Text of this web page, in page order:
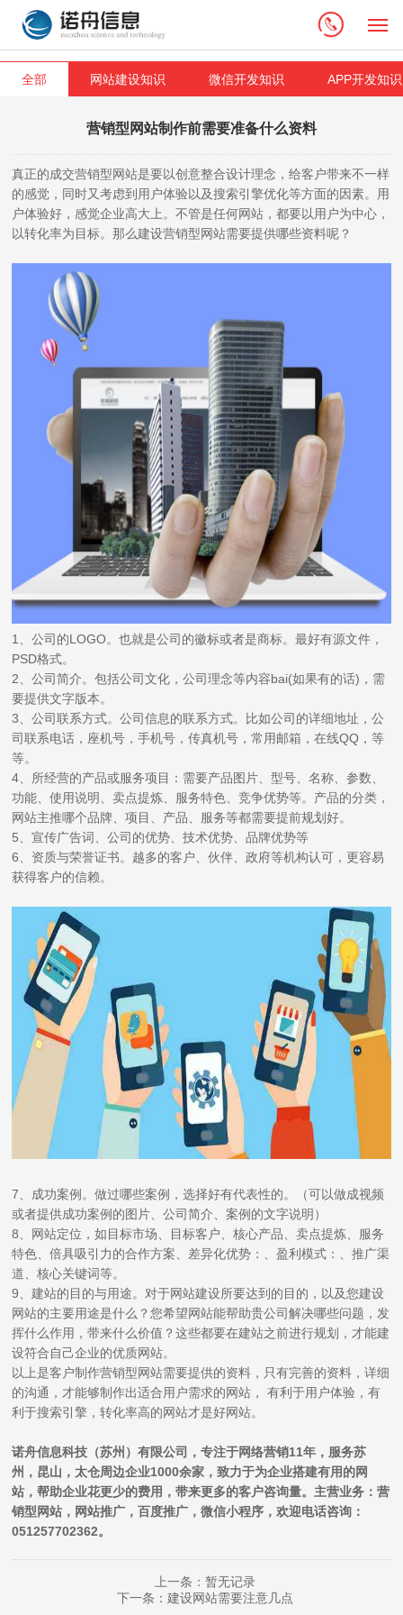
全部 网站建设知识 微信开发知识 APP开发知识
营销型网站制作前需要准备什么资料
真正的成交营销型网站是要以创意整合设计理念，给客户带来不一样
的感觉，同时又考虑到用户体验以及搜索引擎优化等方面的因素。用
户体验好，感觉企业高大上。不管是任何网站，都要以用户为中心，
以转化率为目标。那么建设营销型网站需要提供哪些资料呢？
1、公司的LOGO。也就是公司的徽标或者是商标。最好有源文件，
PSD格式。
2、公司简介。包括公司文化，公司理念等内容bai(如果有的话)，需
要提供文字版本。
3、公司联系方式。公司信息的联系方式。比如公司的详细地址，公
司联系电话，座机号，手机号，传真机号，常用邮箱，在线QQ，等
等。
4、所经营的产品或服务项目：需要产品图片、型号、名称、参数、
功能、使用说明、卖点提炼、服务特色、竞争优势等。产品的分类，
网站主推哪个品牌、项目、产品、服务等都需要提前规划好。
5、宣传广告词、公司的优势、技术优势、品牌优势等
6、资质与荣誉证书。越多的客户、伙伴、政府等机构认可，更容易
获得客户的信赖。
7、成功案例。做过哪些案例，选择好有代表性的。（可以做成视频
或者提供成功案例的图片、公司简介、案例的文字说明）
8、网站定位，如目标市场、目标客户、核心产品、卖点提炼、服务
特色、倍具吸引力的合作方案、差异化优势：、盈利模式：、推广渠
道、核心关键词等。
9、建站的目的与用途。对于网站建设所要达到的目的，以及您建设
网站的主要用途是什么？您希望网站能帮助贵公司解决哪些问题，发
挥什么作用，带来什么价值？这些都要在建站之前进行规划，才能建
设符合自己企业的优质网站。
以上是客户制作营销型网站需要提供的资料，只有完善的资料，详细
的沟通，才能够制作出适合用户需求的网站， 有利于用户体验，有
利于搜索引擎，转化率高的网站才是好网站。
诺舟信息科技（苏州）有限公司，专注于网络营销11年，服务苏
州，昆山，太仓周边企业1000余家，致力于为企业搭建有用的网
站，帮助企业花更少的费用，带来更多的客户咨询量。主营业务：营
销型网站，网站推广，百度推广，微信小程序，欢迎电话咨询：
051257702362。
上一条：暂无记录
下一条：建设网站需要注意几点